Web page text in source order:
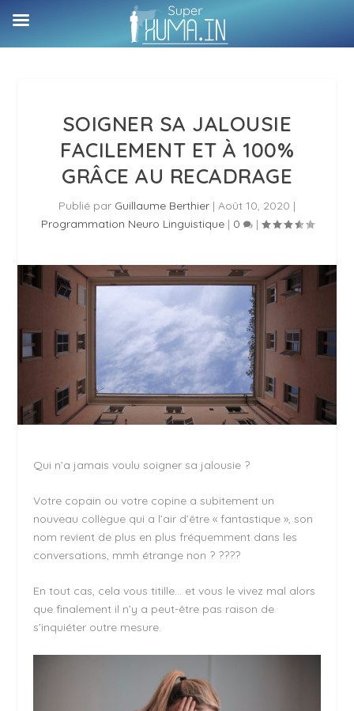
SOIGNER SA JALOUSIE
FACILEMENT ET À 100%
GRÂCE AU RECADRAGE
Publié par Guillaume Berthier | Août 10, 2020 |
Programmation Neuro Linguistique| 0 |
Qui n’a jamais voulu soigner sa jalousie ?
Votre copain ou votre copine a subitement un
nouveau collègue qui a l’air d’être « fantastique », son
nom revient de plus en plus fréquemment dans les
conversations, mmh étrange non ? ????
En tout cas, cela vous titille… et vous le vivez mal alors
que finalement il n’y a peut-être pas raison de
s’inquiéter outre mesure.